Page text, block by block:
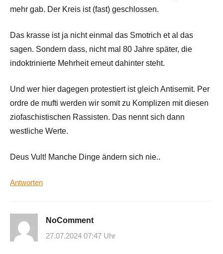
mehr gab. Der Kreis ist (fast) geschlossen.
Das krasse ist ja nicht einmal das Smotrich et al das
sagen. Sondern dass, nicht mal 80 Jahre später, die
indoktrinierte Mehrheit erneut dahinter steht.
Und wer hier dagegen protestiert ist gleich Antisemit. Per
ordre de mufti werden wir somit zu Komplizen mit diesen
ziofaschistischen Rassisten. Das nennt sich dann
westliche Werte.
Deus Vult! Manche Dinge ändern sich nie..
Antworten
NoComment
27.07.2024 07:47 Uhr